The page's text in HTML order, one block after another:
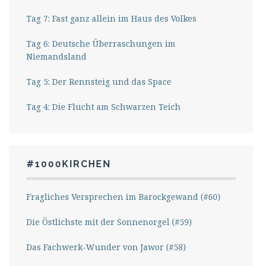
Tag 7: Fast ganz allein im Haus des Volkes
Tag 6: Deutsche Überraschungen im
Niemandsland
Tag 5: Der Rennsteig und das Space
Tag 4: Die Flucht am Schwarzen Teich
#1000KIRCHEN
Fragliches Versprechen im Barockgewand (#60)
Die Östlichste mit der Sonnenorgel (#59)
Das Fachwerk-Wunder von Jawor (#58)